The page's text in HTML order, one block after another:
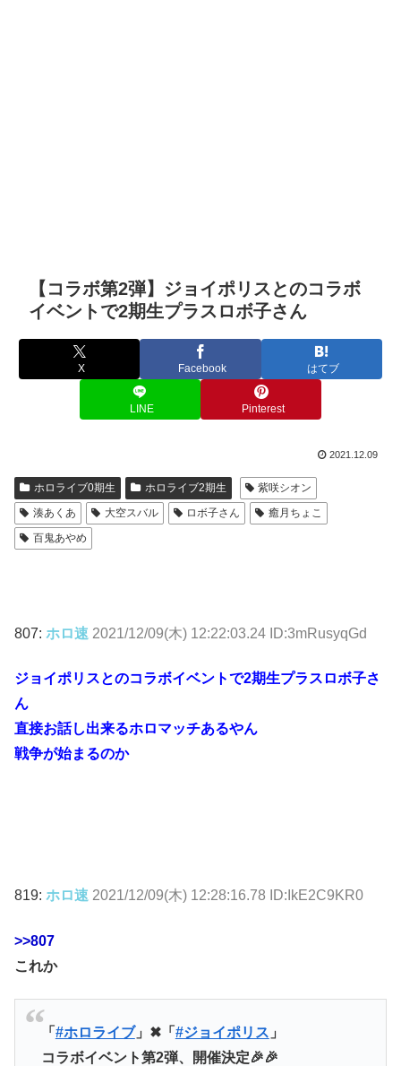
【コラボ第2弾】ジョイポリスとのコラボ
イベントで2期生プラスロボ子さん
X Facebook はてブ
LINE Pinterest
2021.12.09
ホロライブ0期生 ホロライブ2期生
紫咲シオン
湊あくあ
大空スバル ロボ子さん
癒月ちょこ
百鬼あやめ
807: ホロ速 2021/12/09(木) 12:22:03.24 ID:3mRusyqGd
ジョイポリスとのコラボイベントで2期生プラスロボ子さ
ん
直接お話し出来るホロマッチあるやん
戦争が始まるのか
819: ホロ速 2021/12/09(木) 12:28:16.78 ID:IkE2C9KR0
>>807
これか
「 #ホロライブ」✖「 #ジョイポリス 」
コラボイベント第2弾、開催決定🎉🎉